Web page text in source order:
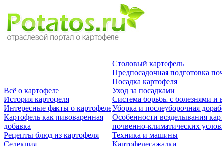
Всё о картофеле
История картофеля
Интересные факты о картофеле
Картофель как пивоваренная
добавка
Рецепты блюд из картофеля
Селекция
Столовый картофель
Предпосадочная подготовка
Посадка картофеля
Уход за посадками
Система борьбы с болезнями и
Уборка и послеуборочная
Особенности возделывания
почвенно-климатических
Техника и машины
Картофелесажалки